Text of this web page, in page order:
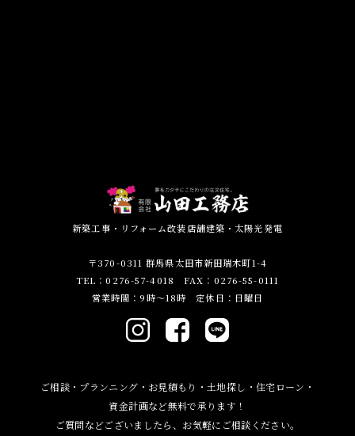
新築工事・リフォーム改装店舗建築・太陽光発電
〒370-0311 群馬県太田市新田瑞木町1-4
TEL：0276-57-4018 FAX：0276-55-0111
営業時間：9時～18時 定休日：日曜日
ご相談・プランニング・お見積もり・土地探し・住宅ローン・
資金計画など無料で承ります！
ご質問などございましたら、お気軽にご相談ください。